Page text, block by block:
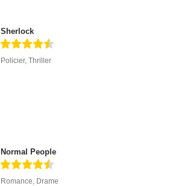
Sherlock
Policier,Thriller
Normal People
Romance Drame